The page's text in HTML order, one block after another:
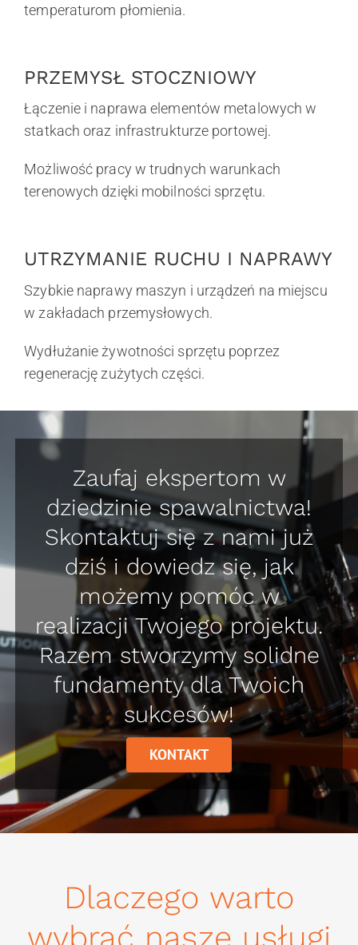
temperaturom płomienia.
PRZEMYSŁ STOCZNIOWY
Łączenie i naprawa elementów metalowych w
statkach oraz infrastrukturze portowej.
Możliwość pracy w trudnych warunkach
terenowych dzięki mobilności sprzętu.
UTRZYMANIE RUCHU I NAPRAWY
Szybkie naprawy maszyn i urządzeń na miejscu
w zakładach przemysłowych.
Wydłużanie żywotności sprzętu poprzez
regenerację zużytych części.
Zaufaj ekspertom w
dziedzinie spawalnictwa!
Skontaktuj się z nami już
dziś i dowiedz się, jak
możemy pomóc w
realizacji Twojego projektu.
Razem stworzymy solidne
fundamenty dla Twoich
sukcesów!
KONTAKT
Dlaczego warto
wybrać nasze usługi